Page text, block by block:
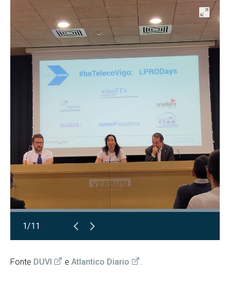
Abrir
1/11
Fonte DUVI e Atlantico Diario .